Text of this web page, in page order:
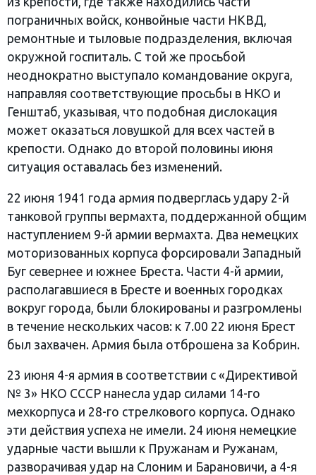
пограничных войск, конвойные части НКВД,
ремонтные и тыловые подразделения, включая
окружной госпиталь. С той же просьбой
неоднократно выступало командование округа,
направляя соответствующие просьбы в НКО и
Генштаб, указывая, что подобная дислокация
может оказаться ловушкой для всех частей в
крепости. Однако до второй половины июня
ситуация оставалась без изменений.
22 июня 1941 года армия подверглась удару 2-й
танковой группы вермахта, поддержанной общим
наступлением 9-й армии вермахта. Два немецких
моторизованных корпуса форсировали Западный
Буг севернее и южнее Бреста. Части 4-й армии,
располагавшиеся в Бресте и военных городках
вокруг города, были блокированы и разгромлены
в течение нескольких часов: к 7.00 22 июня Брест
был захвачен. Армия была отброшена за Кобрин.
23 июня 4-я армия в соответствии с «Директивой
№ 3» НКО СССР нанесла удар силами 14-го
мехкорпуса и 28-го стрелкового корпуса. Однако
эти действия успеха не имели. 24 июня немецкие
ударные части вышли к Пружанам и Ружанам,
разворачивая удар на Слоним и Барановичи, а 4-я